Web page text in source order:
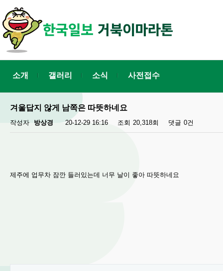
소개 갤러리 소식 사전접수
겨울답지 않게 남쪽은 따뜻하네요
작성자 방상경 20-12-29 16:16 조회 20,318회 댓글 0건
제주에 업무차 잠깐 들러있는데 너무 날이 좋아 따뜻하네요